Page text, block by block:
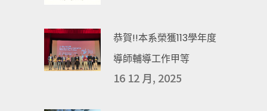
恭賀!!本系榮獲113學年度
導師輔導工作甲等
16 12 月, 2025